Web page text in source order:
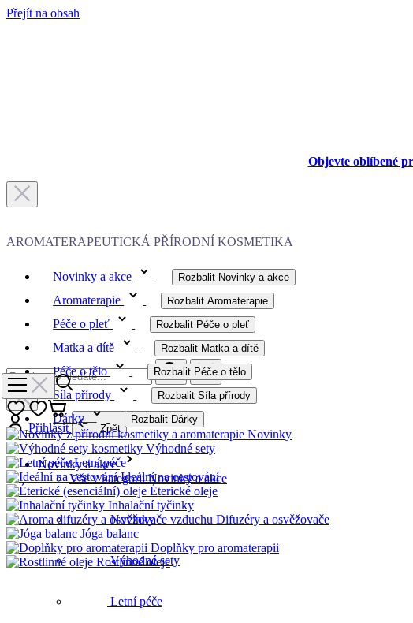
Přejít na obsah
Objevte oblíbené
AROMATERAPEUTICKÁ PŘÍRODNÍ KOSMETIKA
Novinky a akce Rozbalit Novinky a akce
Aromaterapie Rozbalit Aromaterapie
Péče o pleť Rozbalit Péče o pleť
Matka a dítě Rozbalit Matka a dítě
Péče o tělo Rozbalit Péče o tělo
Síla přírody Rozbalit Síla přírody
Dárky Rozbalit Dárky
Novinky
Výhodné sety
Letní péče
Ideální na cestování
Éterické oleje
Inhalační tyčinky
Difuzéry a osvěžovače
Jóga balanc
Doplňky pro aromaterapii
Rostlinné oleje
Přihlásit Zpět
Novinky a akce
Vše v kategorii Novinky a akce
Novinky
Výhodné sety
Letní péče